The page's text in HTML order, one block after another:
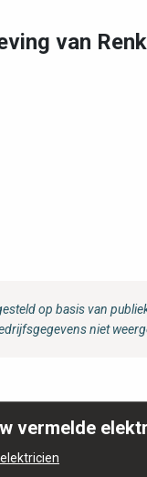
van
op basis van
niet
vermelde